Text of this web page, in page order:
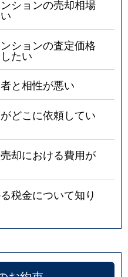
ションの売却相場
ションの査定価格
たい
と相性が悪い
どこに依頼してい
却における費用が
税金について知り